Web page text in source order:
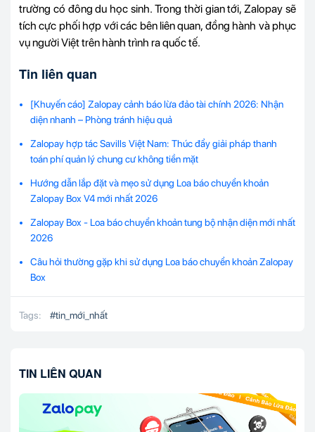
trường có đông du học sinh. Trong thời gian tới, Zalopay sẽ
tích cực phối hợp với các bên liên quan, đồng hành và phục
vụ người Việt trên hành trình ra quốc tế.
Tin liên quan
[Khuyến cáo] Zalopay cảnh báo lừa đảo tài chính 2026: Nhận
diện nhanh – Phòng tránh hiệu quả
Zalopay hợp tác Savills Việt Nam: Thúc đẩy giải pháp thanh
toán phí quản lý chung cư không tiền mặt
Hướng dẫn lắp đặt và mẹo sử dụng Loa báo chuyển khoản
Zalopay Box V4 mới nhất 2026
Zalopay Box - Loa báo chuyển khoản tung bộ nhận diện mới nhất
2026
Câu hỏi thường gặp khi sử dụng Loa báo chuyển khoản Zalopay
Box
Tags: #tin_mới_nhất
TIN LIÊN QUAN